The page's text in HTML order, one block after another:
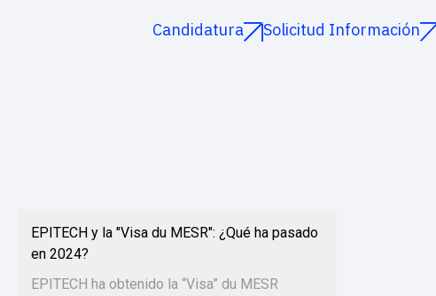
Candidatura Solicitud Información
EPITECH y la "Visa du MESR": ¿Qué ha pasado
en 2024?
EPITECH ha obtenido la “Visa” du MESR